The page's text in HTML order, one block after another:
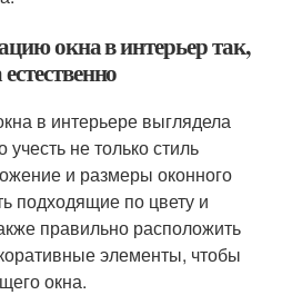
окна в интерьер так,
в интерьере выглядела
не только стиль
и размеры оконного
подходящие по цвету и
правильно расположить
элементы, чтобы
окна.